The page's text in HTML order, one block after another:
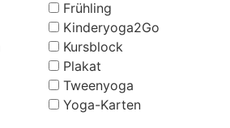
Frühling
Kinderyoga2Go
Kursblock
Plakat
Tweenyoga
Yoga-Karten